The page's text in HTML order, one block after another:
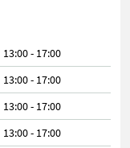
13:00 - 17:00
13:00 - 17:00
13:00 - 17:00
13:00 - 17:00